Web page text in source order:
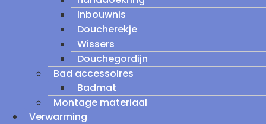
Inbouwnis
Doucherekje
Wissers
Douchegordijn
Bad accessoires
Badmat
Montage materiaal
Verwarming